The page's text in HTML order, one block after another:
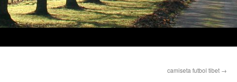
camiseta futbol tibet →